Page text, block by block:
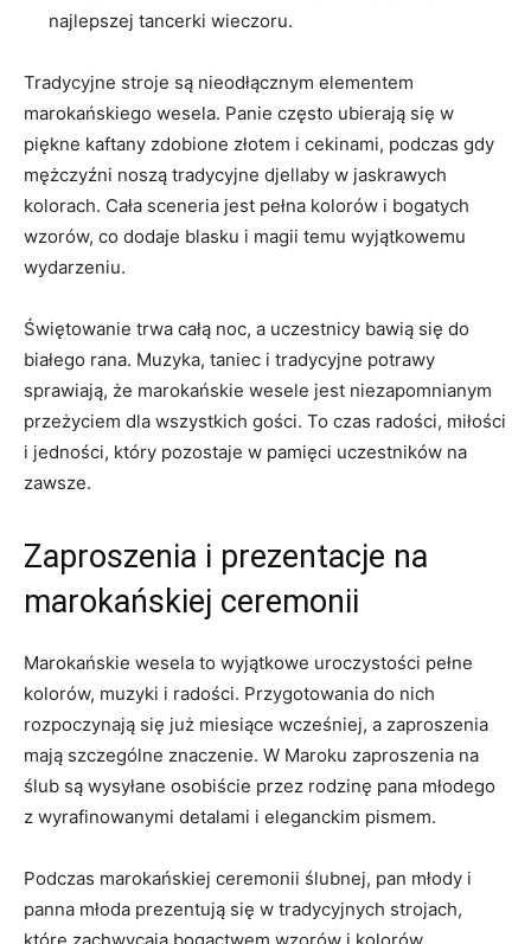
⁢najlepszej tancerki wieczoru.
Tradycyjne⁢ stroje są ‌nieodłącznym elementem
marokańskiego wesela. ‌Panie często ubierają się w
piękne ⁢kaftany zdobione złotem i⁢ cekinami, podczas gdy
mężczyźni noszą tradycyjne djellaby w jaskrawych
kolorach. Cała‌ sceneria⁤ jest ‍pełna kolorów i bogatych
⁤wzorów,‌ co dodaje blasku i magii ‍temu wyjątkowemu
wydarzeniu.
Świętowanie trwa całą‍ noc, a uczestnicy ‌bawią się do
⁤białego rana. ⁣Muzyka, taniec i tradycyjne potrawy
sprawiają,⁤ że marokańskie wesele jest niezapomnianym
przeżyciem dla​ wszystkich gości. To czas radości, miłości
i ‌jedności, który pozostaje w ⁤pamięci uczestników na
zawsze.
Zaproszenia i prezentacje na
marokańskiej⁤ ceremonii
Marokańskie wesela ⁣to wyjątkowe uroczystości pełne
kolorów, muzyki⁤ i radości. Przygotowania do nich
rozpoczynają się już miesiące wcześniej,⁤ a​ zaproszenia
mają szczególne ⁣znaczenie. ⁢W Maroku zaproszenia‌ na
ślub są wysyłane osobiście przez rodzinę pana młodego
z wyrafinowanymi detalami i ‌eleganckim⁤ pismem.
Podczas marokańskiej ceremonii ślubnej, ‌pan ⁢młody i
panna⁣ młoda‍ prezentują się w ​tradycyjnych strojach,